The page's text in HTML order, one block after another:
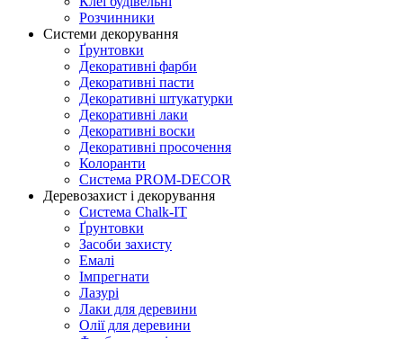
Розчинники
Системи декорування
Ґрунтовки
Декоративні фарби
Декоративні пасти
Декоративні штукатурки
Декоративні лаки
Декоративні воски
Декоративні просочення
Колоранти
Система PROM-DECOR
Деревозахист і декорування
Система Chalk-IT
Ґрунтовки
Засоби захисту
Емалі
Імпрегнати
Лазурі
Лаки для деревини
Олії для деревини